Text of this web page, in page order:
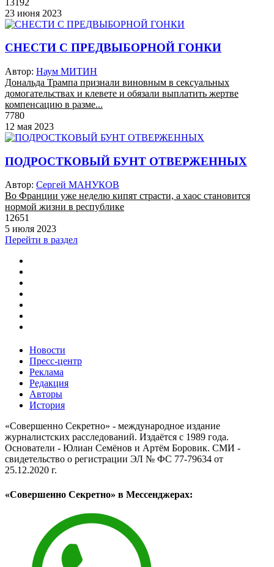
23 июня 2023
СНЕСТИ С ПРЕДВЫБОРНОЙ ГОНКИ
Автор: Наум МИТИН
Дональда Трампа признали виновным в сексуальных
домогательствах и клевете и обязали выплатить жертве
компенсацию в разме...
7780
12 мая 2023
ПОДРОСТКОВЫЙ БУНТ ОТВЕРЖЕННЫХ
Автор: Сергей МАНУКОВ
Во Франции уже неделю кипят страсти, а хаос становится
нормой жизни в республике
12651
5 июля 2023
Перейти в раздел
Новости
Пресс-центр
Реклама
Редакция
Авторы
История
«Совершенно Секретно» - международное издание
журналистских расследований. Издаётся с 1989 года.
Основатели - Юлиан Семёнов и Артём Боровик. CМИ -
свидетельство о регистрации ЭЛ № ФС 77-79634 от
25.12.2020 г.
«Совершенно Секретно» в Мессенджерах: